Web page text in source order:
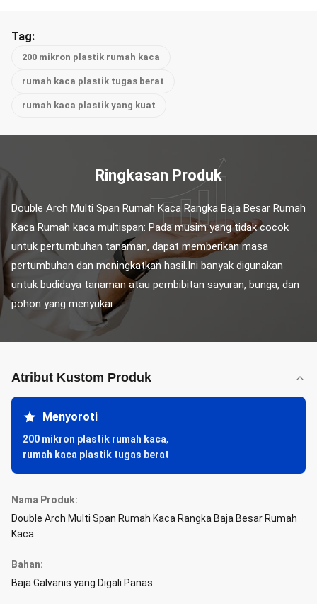
Tag:
200 mikron plastik rumah kaca
rumah kaca plastik tugas berat
rumah kaca plastik yang kuat
Ringkasan Produk
Double Arch Multi Span Rumah Kaca Rangka Baja Besar Rumah
Kaca Rumah kaca multispan: Pada musim yang tidak cocok
untuk pertumbuhan tanaman, dapat memberikan masa
pertumbuhan dan meningkatkan hasil.Ini banyak digunakan
untuk budidaya tanaman atau pembibitan sayuran, bunga, dan
pohon yang menyukai ...
Atribut Kustom Produk
Menyoroti
200 mikron plastik rumah kaca,
rumah kaca plastik tugas berat
Nama Produk:
Double Arch Multi Span Rumah Kaca Rangka Baja Besar Rumah
Kaca
Bahan:
Baja Galvanis yang Digali Panas